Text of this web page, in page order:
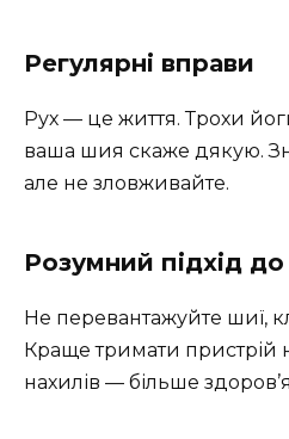
Регулярні вправи
Рух — це життя. Трохи
ваша шия скаже дякую.
але не зловживайте.
Розумний підхід до
Не перевантажуйте шиї,
Краще тримати пристрій
нахилів — більше